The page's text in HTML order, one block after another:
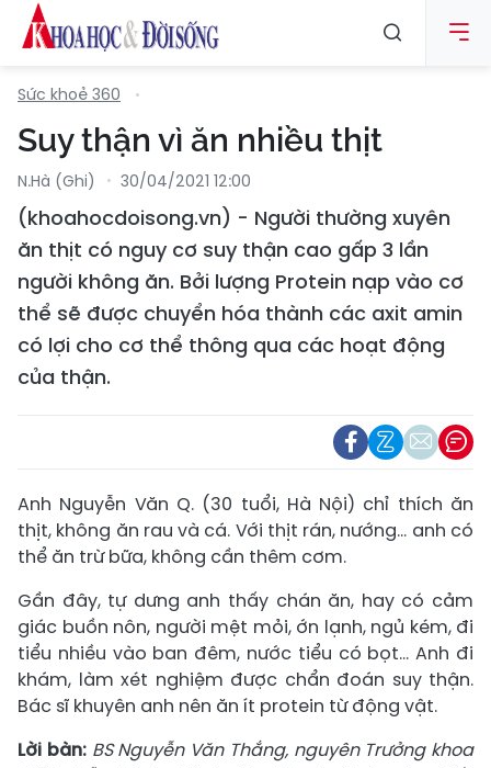
Sức khoẻ 360
Suy thận vì ăn nhiều thịt
N.Hà (ghi) 30/04/2021 12:00
(khoahocdoisong.vn) - Người thường xuyên
ăn thịt có nguy cơ suy thận cao gấp 3 lần
người không ăn. Bởi lượng Protein nạp vào cơ
thể sẽ được chuyển hóa thành các axit amin
có lợi cho cơ thể thông qua các hoạt động
của thận.
Anh Nguyễn Văn Q. (30 tuổi, Hà Nội) chỉ thích ăn
thịt, không ăn rau và cá. Với thịt rán, nướng... anh có
thể ăn trừ bữa, không cần thêm cơm.
Gần đây, tự dưng anh thấy chán ăn, hay có cảm
giác buồn nôn, người mệt mỏi, ớn lạnh, ngủ kém, đi
tiểu nhiều vào ban đêm, nước tiểu có bọt... Anh đi
khám, làm xét nghiệm được chẩn đoán suy thận.
Bác sĩ khuyên anh nên ăn ít protein từ động vật.
Lời bàn: BS Nguyễn Văn Thắng, nguyên Trưởng khoa